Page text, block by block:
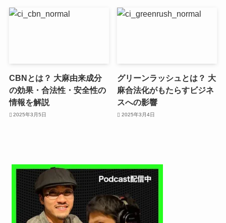
CBNとは？ 大麻由来成分
の効果・合法性・安全性の
情報を解説
2025年3月5日
グリーンラッシュとは？ 大
麻合法化がもたらすビジネ
スへの影響
2025年3月4日